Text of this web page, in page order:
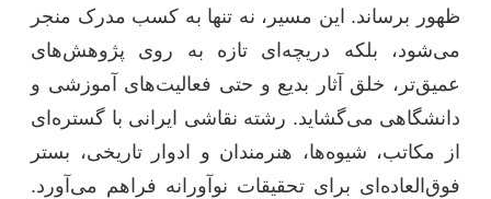
ظهور برساند. این مسیر، نه تنها به کسب مدرک منجر
می‌شود، بلکه دریچه‌ای تازه به روی پژوهش‌های
عمیق‌تر، خلق آثار بدیع و حتی فعالیت‌های آموزشی و
دانشگاهی می‌گشاید. رشته نقاشی ایرانی با گستره‌ای
از مکاتب، شیوه‌ها، هنرمندان و ادوار تاریخی، بستر
فوق‌العاده‌ای برای تحقیقات نوآورانه فراهم می‌آورد.